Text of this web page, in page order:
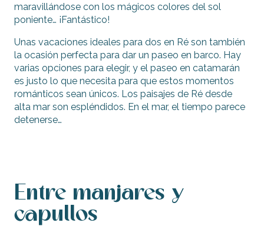
maravillándose con los mágicos colores del sol
poniente… ¡Fantástico!
Unas vacaciones ideales para dos en Ré son también
la ocasión perfecta para dar un paseo en barco. Hay
varias opciones para elegir, y el paseo en catamarán
es justo lo que necesita para que estos momentos
románticos sean únicos. Los paisajes de Ré desde
alta mar son espléndidos. En el mar, el tiempo parece
detenerse…
Entre manjares y
capullos